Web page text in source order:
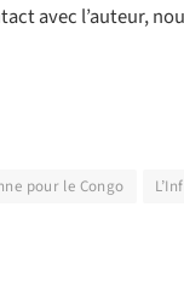
avec l’auteur,
pour le Congo